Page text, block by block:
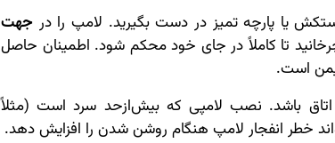
یا پارچه تمیز در دست بگیرید. لامپ را در جهت
تا کاملاً در جای خود محکم شود. اطمینان حاصل
است.
باشد. نصب لامپی که بیش‌ازحد سرد است (مثلاً
خطر انفجار لامپ هنگام روشن شدن را افزایش دهد.